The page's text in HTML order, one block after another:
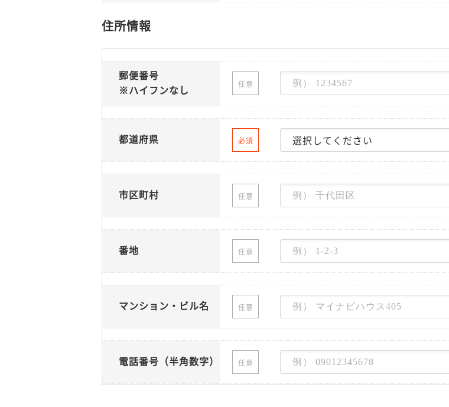
住所情報
郵便番号
※ハイフンなし
任意
都道府県 必須
市区町村 任意
番地 任意
マンション・ビル名 任意
電話番号（半角数字） 任意